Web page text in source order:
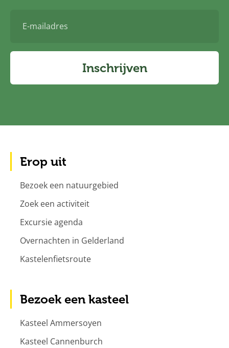
mailadres
Inschrijven
Erop uit
Bezoek een natuurgebied
Zoek een activiteit
Excursie agenda
Overnachten in Gelderland
Kastelenfietsroute
Bezoek een kasteel
Kasteel Ammersoyen
Kasteel Cannenburch